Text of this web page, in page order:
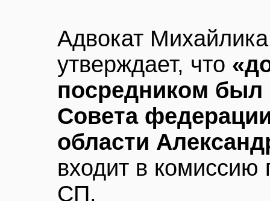
Адвокат
утверждает, что
посредником был
Совета
области
входит в комиссию
СП.